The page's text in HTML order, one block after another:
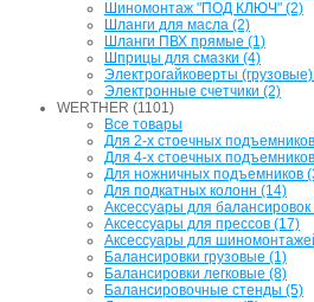
Шиномонтаж "ПОД КЛЮЧ" (2)
Шланги для масла (2)
Шланги ПВХ прямые (1)
Шприцы для смазки (4)
Электрогайковерты
Электронные счетчики (2)
WERTHER (1101)
Все товары
Для 2-х стоечных
Для 4-х стоечных
Для ножничных подъемников
Для подкатных колонн (14)
Аксессуары для балансировок
Аксессуары для прессов (17)
Аксессуары для
Балансировки грузовые (1)
Балансировки легковые (8)
Балансировочные стенды (5)